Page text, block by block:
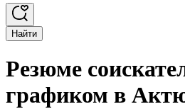
Найти
Резюме
графиком в